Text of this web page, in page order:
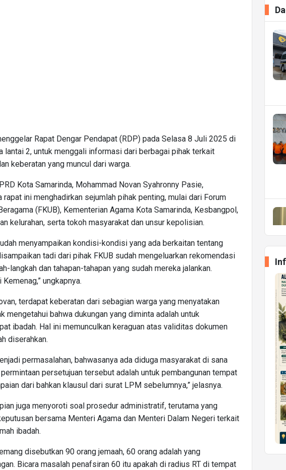
Rapat Dengar Pendapat (RDP) pada Selasa 8 Juli 2025 di
lantai 2, untuk menggali informasi dari berbagai pihak terkait
keberatan yang muncul dari warga.
Kota Samarinda, Mohammad Novan Syahronny Pasie,
rapat ini menghadirkan sejumlah pihak penting, mulai dari Forum
(FKUB), Kementerian Agama Kota Samarinda, Kesbangpol,
kelurahan, serta tokoh masyarakat dan unsur kepolisian.
menyampaikan kondisi-kondisi yang ada berkaitan tentang
tadi dari pihak FKUB sudah mengeluarkan rekomendasi
langkah dan tahapan-tahapan yang sudah mereka jalankan.
ungkapnya.
terdapat keberatan dari sebagian warga yang menyatakan
mengetahui bahwa dukungan yang diminta adalah untuk
ibadah. Hal ini memunculkan keraguan atas validitas dokumen
diserahkan.
permasalahan, bahwasanya ada diduga masyarakat di sana
persetujuan tersebut adalah untuk pembangunan tempat
dari bahkan klausul dari surat LPM sebelumnya,” jelasnya.
juga menyoroti soal prosedur administratif, terutama yang
bersama Menteri Agama dan Menteri Dalam Negeri terkait
ibadah.
disebutkan 90 orang jemaah, 60 orang adalah yang
Bicara masalah penafsiran 60 itu apakah di radius RT di tempat